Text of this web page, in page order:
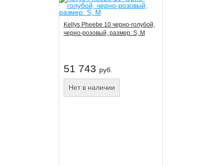
Kellys Pheebe 10 черно-голубой,
черно-розовый, размер: S, M
51 743 руб.
Нет в наличии